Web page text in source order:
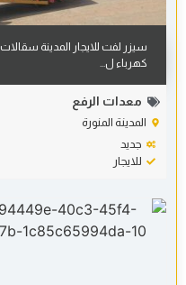
سيزر لفت للايجار المدينة سقالات
كهرباء ل...
معدات الرفع
المدينة المنورة
جديد
للايجار